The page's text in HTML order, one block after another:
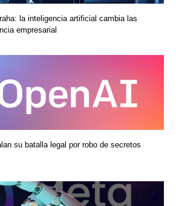
la inteligencia artificial cambia las
empresarial
su batalla legal por robo de secretos